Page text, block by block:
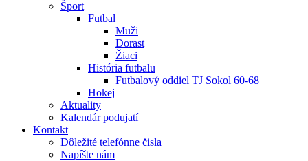
Šport
Futbal
Muži
Dorast
Žiaci
História futbalu
Futbalový oddiel TJ Sokol 60-68
Hokej
Aktuality
Kalendár podujatí
Kontakt
Dôležité telefónne čisla
Napíšte nám